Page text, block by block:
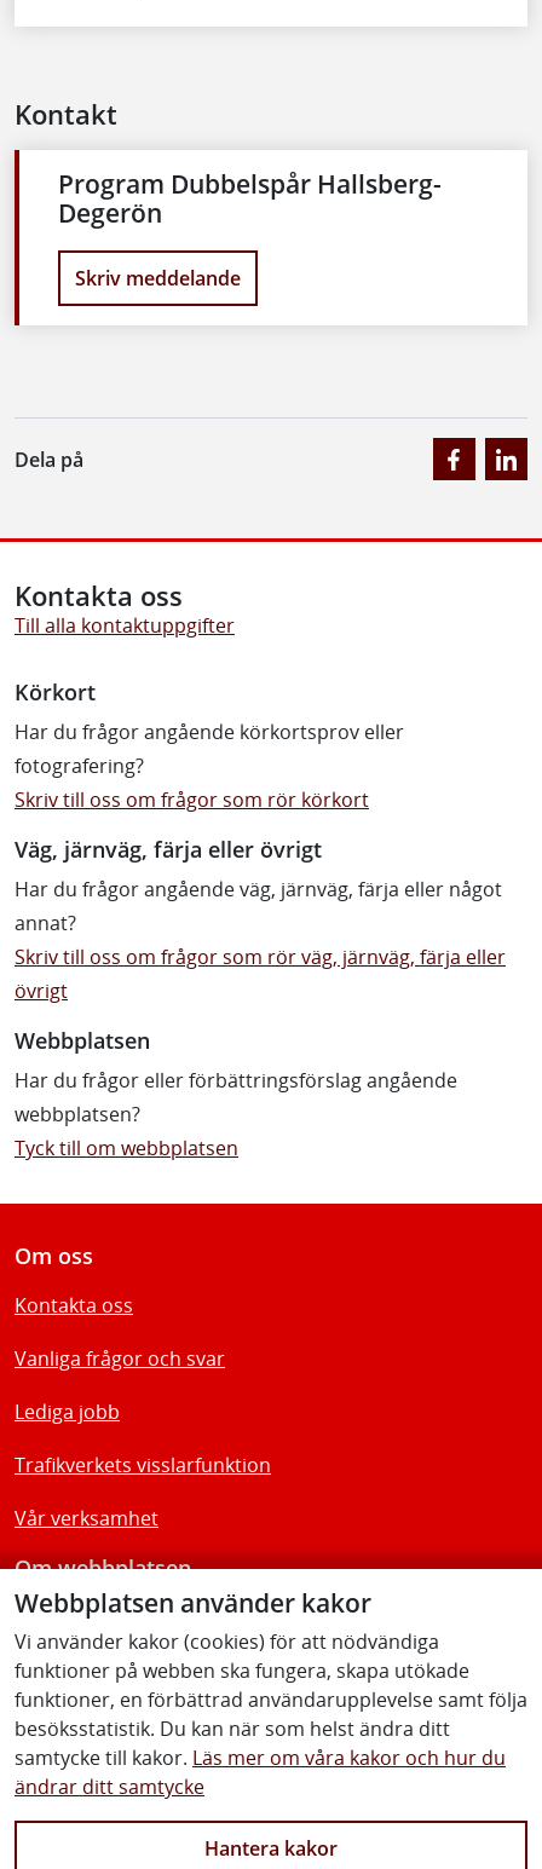
Kontakt
Program Dubbelspår Hallsberg-
Degerön
Skriv meddelande
Dela på
Webbplatsen använder kakor
Vi använder kakor (cookies) för att nödvändiga
funktioner på webben ska fungera, skapa utökade
funktioner, en förbättrad användarupplevelse samt följa
besöksstatistik. Du kan när som helst ändra ditt
samtycke till kakor. Läs mer om våra kakor och hur du
ändrar ditt samtycke
Hantera kakor
Kontakta oss
Till alla kontaktuppgifter
Körkort
Har du frågor angående körkortsprov eller
fotografering?
Skriv till oss om frågor som rör körkort
Väg, järnväg, färja eller övrigt
Har du frågor angående väg, järnväg, färja eller något
annat?
Skriv till oss om frågor som rör väg, järnväg, färja eller
övrigt
Webbplatsen
Har du frågor eller förbättringsförslag angående
webbplatsen?
Tyck till om webbplatsen
Om oss
Kontakta oss
Vanliga frågor och svar
Lediga jobb
Trafikverkets visslarfunktion
Vår verksamhet
Om webbplatsen
Tillgänglighetsredogörelse
Följ oss
Facebook Youtube